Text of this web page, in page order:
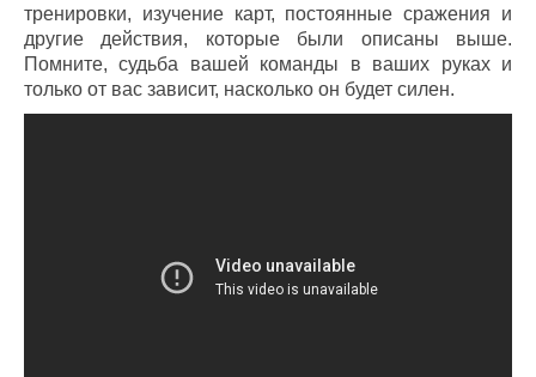
тренировки, изучение карт, постоянные сражения и
другие действия, которые были описаны выше.
Помните, судьба вашей команды в ваших руках и
только от вас зависит, насколько он будет силен.